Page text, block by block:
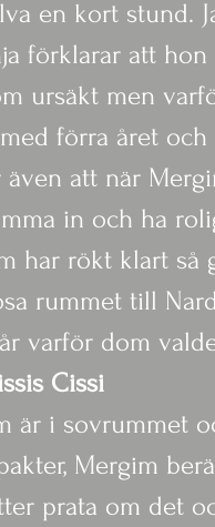
en kort stund.
förklarar att
ursäkt men
förra året och
även att när
in och ha
har rökt klart så
rummet till
varför dom
Cissi
är i sovrummet
Mergim
prata om det